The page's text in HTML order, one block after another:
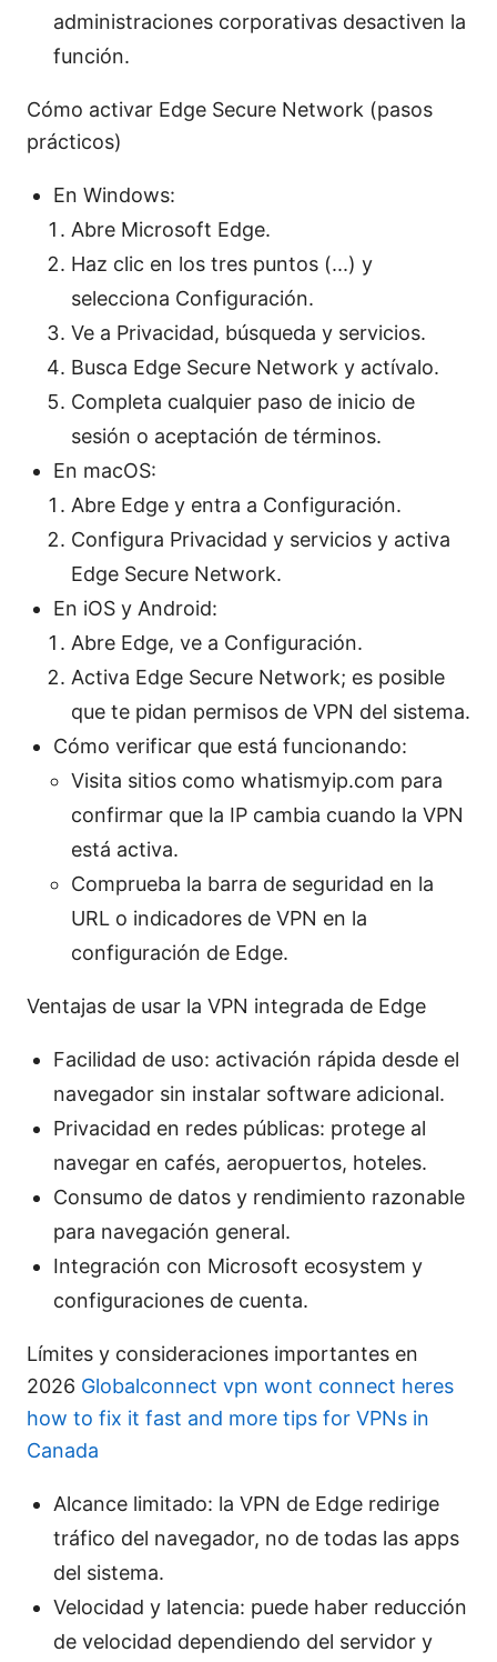
administraciones corporativas desactiven la
función.
Cómo activar Edge Secure Network (pasos
prácticos)
En Windows:
Abre Microsoft Edge.
Haz clic en los tres puntos (...) y
selecciona Configuración.
Ve a Privacidad, búsqueda y servicios.
Busca Edge Secure Network y actívalo.
Completa cualquier paso de inicio de
sesión o aceptación de términos.
En macOS:
Abre Edge y entra a Configuración.
Configura Privacidad y servicios y activa
Edge Secure Network.
En iOS y Android:
Abre Edge, ve a Configuración.
Activa Edge Secure Network; es posible
que te pidan permisos de VPN del sistema.
Cómo verificar que está funcionando:
Visita sitios como whatismyip.com para
confirmar que la IP cambia cuando la VPN
está activa.
Comprueba la barra de seguridad en la
URL o indicadores de VPN en la
configuración de Edge.
Ventajas de usar la VPN integrada de Edge
Facilidad de uso: activación rápida desde el
navegador sin instalar software adicional.
Privacidad en redes públicas: protege al
navegar en cafés, aeropuertos, hoteles.
Consumo de datos y rendimiento razonable
para navegación general.
Integración con Microsoft ecosystem y
configuraciones de cuenta.
Límites y consideraciones importantes en
2026 Globalconnect vpn wont connect heres
how to fix it fast and more tips for VPNs in
Canada
Alcance limitado: la VPN de Edge redirige
tráfico del navegador, no de todas las apps
del sistema.
Velocidad y latencia: puede haber reducción
de velocidad dependiendo del servidor y